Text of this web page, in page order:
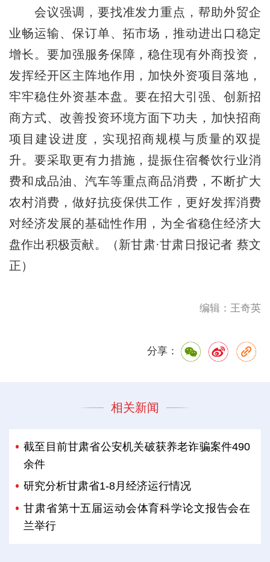
会议强调，要找准发力重点，帮助外贸企
业畅运输、保订单、拓市场，推动进出口稳定
增长。要加强服务保障，稳住现有外商投资，
发挥经开区主阵地作用，加快外资项目落地，
牢牢稳住外资基本盘。要在招大引强、创新招
商方式、改善投资环境方面下功夫，加快招商
项目建设进度，实现招商规模与质量的双提
升。要采取更有力措施，提振住宿餐饮行业消
费和成品油、汽车等重点商品消费，不断扩大
农村消费，做好抗疫保供工作，更好发挥消费
对经济发展的基础性作用，为全省稳住经济大
盘作出积极贡献。（新甘肃·甘肃日报记者 蔡文
正）
编辑：王奇英
分享：
相关新闻
截至目前甘肃省公安机关破获养老诈骗案件490
余件
研究分析甘肃省1-8月经济运行情况
甘肃省第十五届运动会体育科学论文报告会在
兰举行